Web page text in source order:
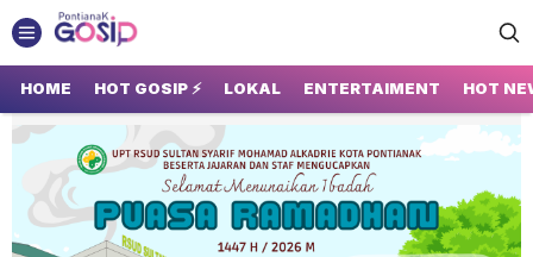
GOSIP PONTIANAK
Tempatnya Gosip Terupdate Pontianak
HOME HOT GOSIP ⚡ LOKAL ENTERTAIMENT HOT